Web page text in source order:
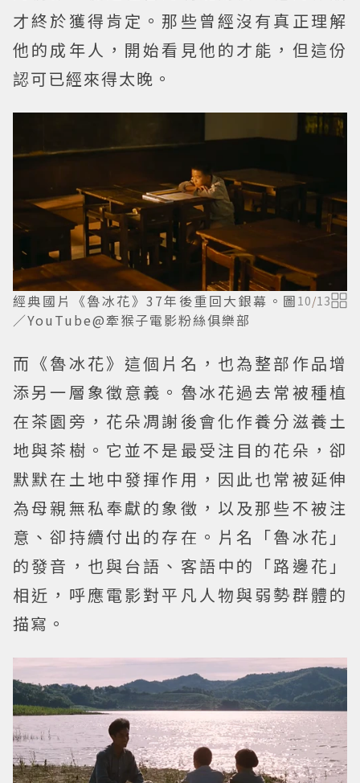
才終於獲得肯定。那些曾經沒有真正理解
他的成年人，開始看見他的才能，但這份
認可已經來得太晚。
經典國片《魯冰花》37年後重回大銀幕。圖
／YouTube@牽猴子電影粉絲俱樂部
10/13
而《魯冰花》這個片名，也為整部作品增
添另一層象徵意義。魯冰花過去常被種植
在茶園旁，花朵凋謝後會化作養分滋養土
地與茶樹。它並不是最受注目的花朵，卻
默默在土地中發揮作用，因此也常被延伸
為母親無私奉獻的象徵，以及那些不被注
意、卻持續付出的存在。片名「魯冰花」
的發音，也與台語、客語中的「路邊花」
相近，呼應電影對平凡人物與弱勢群體的
描寫。